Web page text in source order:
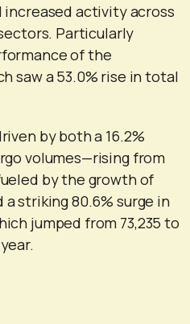
activity across
Particularly
of the
saw a 53.0% rise in total
by both a 16.2%
volumes—rising from
by the growth of
striking 80.6% surge in
jumped from 73,235 to